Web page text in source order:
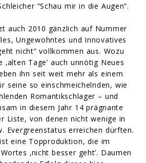
“Schau mir in die Augen”.
auch 2010 gänzlich auf Nummer
Ungewohntes und Innovatives
nicht” vollkommen aus. Wozu
Tage’ auch unnötig Neues
ihn seit weit mehr als einem
seine so einschmeichelnden, wie
Romantikschlager – und
in diesem Jahr 14 prägnante
Liste, von denen nicht wenige in
Evergreenstatus erreichen dürften.
eine Topproduktion, die im
‚nicht besser geht’. Daumen